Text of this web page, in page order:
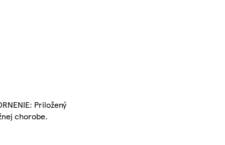
Priložený
chorobe.